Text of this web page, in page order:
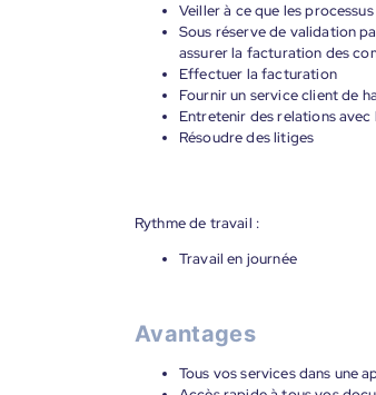
Veiller à ce que les
Sous réserve de validation
assurer la facturation des
Effectuer la facturation
Fournir un service client de
Entretenir des relations
Résoudre des litiges
Rythme de travail :
Travail en journée
Avantages
Tous vos services dans une